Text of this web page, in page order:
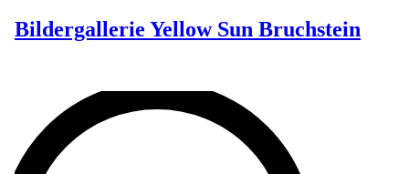
Bildergallerie Yellow Sun Bruchstein